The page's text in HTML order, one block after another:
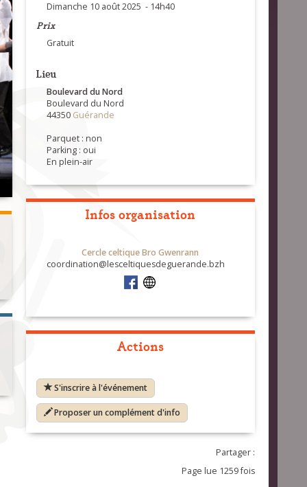
Dimanche 10 août 2025 - 14h40
Prix
Gratuit
Lieu
Boulevard du Nord
Boulevard du Nord
44350 Guérande
Parquet : non
Parking : oui
En plein-air
Infos organisation
Cercle celtique Bro Gwenrann
coordination@lesceltiquesdeguerande.bzh
Actions
S'inscrire à l'événement
Proposer un complément d'info
Partager :
Page lue 1259 fois